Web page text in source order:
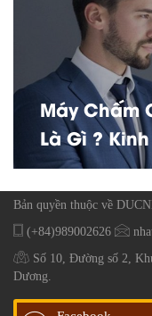
Máy Chấm
Là Gì ?
Bản quyền thuộc về
(+84)989002626
Số 10, Đường số 2,
Dương.